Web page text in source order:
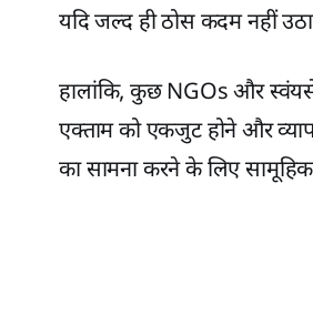
यदि जल्द ही ठोस कदम नहीं
हालांकि, कुछ NGOs और
एक्ताम को एकजुट होने और
का सामना करने के लिए